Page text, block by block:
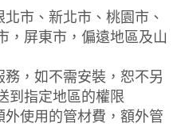
市、新北市、桃園市、
，屏東市，偏遠地區及山
務，如不需安裝，恕不另
到指定地區的權限
外使用的管材費，額外管